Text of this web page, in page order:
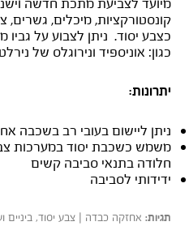
קונסטורקציות, מיכלים,
כצבע יסוד. ניתן לצבוע על גביו
כגון: אוניספיד ונירוגלס של
יתרונות:
ניתן ליישום בעובי רב בשכבה
משמש כשכבת יסוד במערכות
חלודה בתנאי סביבה קשים
ידידותי לסביבה
תגיות: אחזקה כבדה | צבע יסוד, ביניים